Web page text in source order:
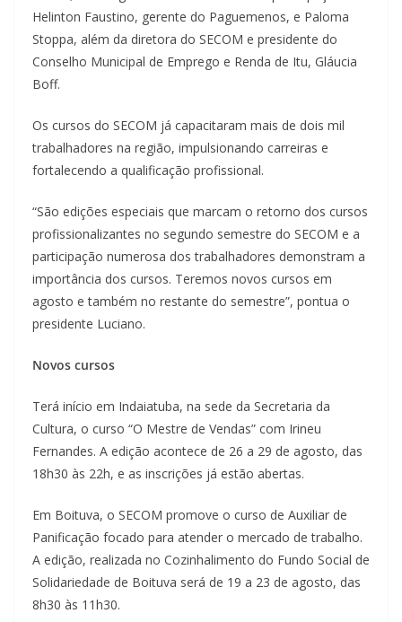
Helinton Faustino, gerente do Paguemenos, e Paloma
Stoppa, além da diretora do SECOM e presidente do
Conselho Municipal de Emprego e Renda de Itu, Gláucia
Boff.
Os cursos do SECOM já capacitaram mais de dois mil
trabalhadores na região, impulsionando carreiras e
fortalecendo a qualificação profissional.
“São edições especiais que marcam o retorno dos cursos
profissionalizantes no segundo semestre do SECOM e a
participação numerosa dos trabalhadores demonstram a
importância dos cursos. Teremos novos cursos em
agosto e também no restante do semestre”, pontua o
presidente Luciano.
Novos cursos
Terá início em Indaiatuba, na sede da Secretaria da
Cultura, o curso “O Mestre de Vendas” com Irineu
Fernandes. A edição acontece de 26 a 29 de agosto, das
18h30 às 22h, e as inscrições já estão abertas.
Em Boituva, o SECOM promove o curso de Auxiliar de
Panificação focado para atender o mercado de trabalho.
A edição, realizada no Cozinhalimento do Fundo Social de
Solidariedade de Boituva será de 19 a 23 de agosto, das
8h30 às 11h30.